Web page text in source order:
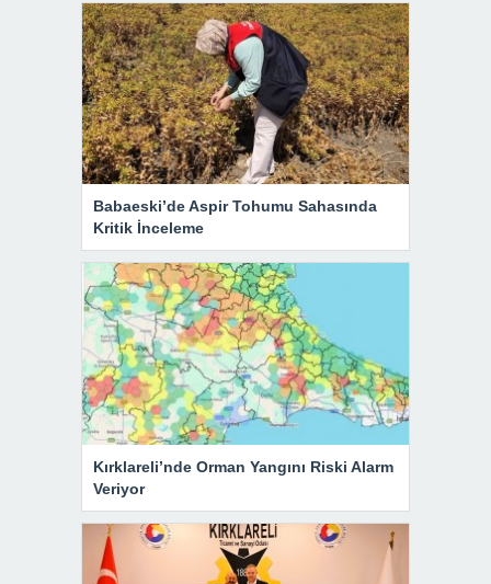
Babaeski’de Aspir Tohumu Sahasında
Kritik İnceleme
Kırklareli’nde Orman Yangını Riski Alarm
Veriyor